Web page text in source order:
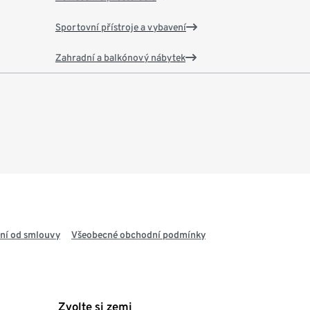
Sportovní přístroje a vybavení
Zahradní a balkónový nábytek
od smlouvy Všeobecné obchodní podmínky
Zvolte si zemi